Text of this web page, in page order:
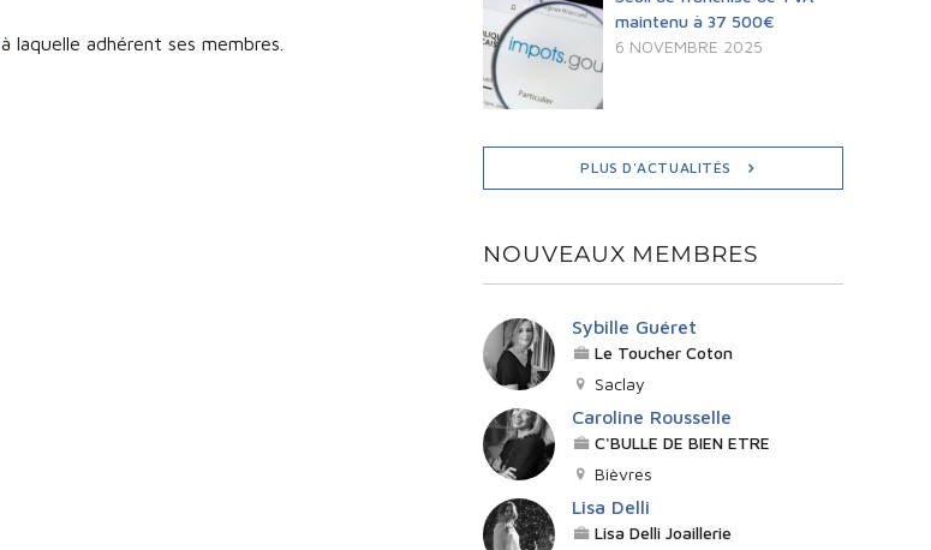
à laquelle adhérent ses membres.
maintenu à 37 500€
6 NOVEMBRE 2025
PLUS D'ACTUALITÉS
NOUVEAUX MEMBRES
Sybille Guéret
Le Toucher Coton
Saclay
Caroline Rousselle
C'BULLE DE BIEN ETRE
Bièvres
Lisa Delli
Lisa Delli Joaillerie